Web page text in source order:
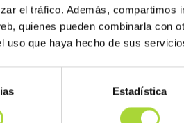
el tráfico. Además, compartimos
quienes pueden combinarla con
uso que haya hecho de sus
Estadística